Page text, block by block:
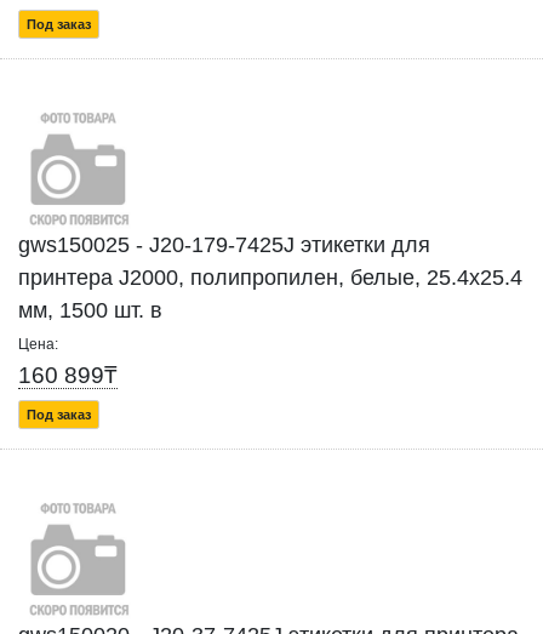
Под заказ
gws150025 - J20-179-7425J этикетки для
принтера J2000, полипропилен, белые, 25.4х25.4
мм, 1500 шт. в
Цена:
160 899₸
Под заказ